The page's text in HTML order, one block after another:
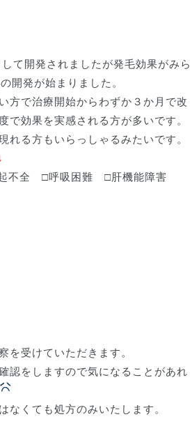
て開発されましたが発毛効果がみら
開発が始まりました。
方で治療開始からわずか３か月で改
で効果を実感される方が多いです。
れる方もいらっしゃるみたいです。
不全 □呼吸困難 □肝機能障害
を受けていただきます。
認をしますので気になることがあれ
なくても処方のみいたします。